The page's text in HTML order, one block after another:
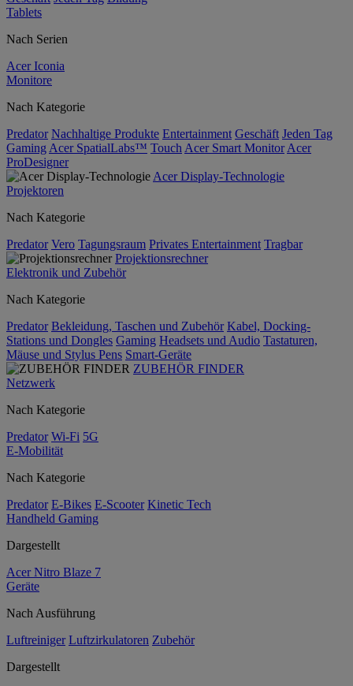
Tablets
Nach Serien
Acer Iconia
Monitore
Nach Kategorie
Predator Nachhaltige Produkte Entertainment Geschäft Jeden Tag
Gaming Acer SpatialLabs™ Touch Acer Smart Monitor Acer
ProDesigner
Acer Display-Technologie
Projektoren
Nach Kategorie
Predator Vero Tagungsraum Privates Entertainment Tragbar
Projektionsrechner
Elektronik und Zubehör
Nach Kategorie
Predator Bekleidung, Taschen und Zubehör Kabel, Docking-
Stations und Dongles Gaming Headsets und Audio Tastaturen,
Mäuse und Stylus Pens Smart-Geräte
ZUBEHÖR FINDER
Netzwerk
Nach Kategorie
Predator Wi-Fi 5G
E-Mobilität
Nach Kategorie
Predator E-Bikes E-Scooter Kinetic Tech
Handheld Gaming
Dargestellt
Acer Nitro Blaze 7
Geräte
Nach Ausführung
Luftreiniger Luftzirkulatoren Zubehör
Dargestellt